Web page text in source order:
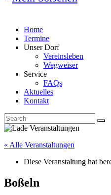
Home
Termine
Unser Dorf
Vereinsleben
Wegweiser
Service
FAQs
Aktuelles
Kontakt
« Alle Veranstaltungen
Diese Veranstaltung hat
Boßeln